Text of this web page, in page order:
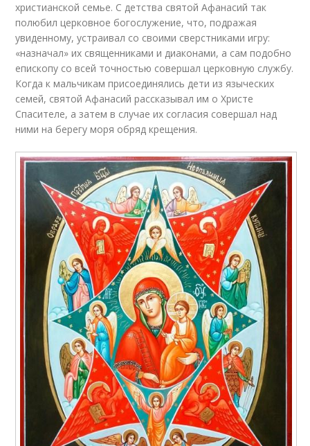
христианской семье. С детства святой Афанасий так
полюбил церковное богослужение, что, подражая
увиденному, устраивал со своими сверстниками игру:
«назначал» их священниками и диаконами, а сам подобно
епископу со всей точностью совершал церковную службу.
Когда к мальчикам присоединялись дети из языческих
семей, святой Афанасий рассказывал им о Христе
Спасителе, а затем в случае их согласия совершал над
ними на берегу моря обряд крещения.